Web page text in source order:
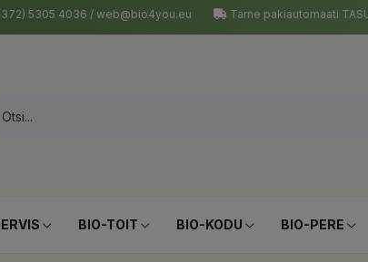
5305 4036 / web@bio4you.eu Tarne pakiautomaati
BIO-TOIT BIO-KODU BIO-PERE